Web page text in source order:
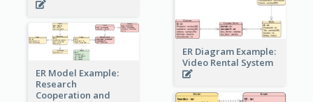
ER Diagram Example:
Video Rental System
ER Model Example:
Research
Cooperation and